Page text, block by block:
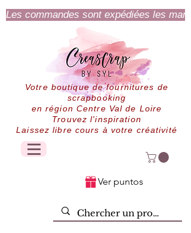
Les commandes sont expédiées les
Votre boutique de fournitures de
scrapbooking
en région Centre Val de Loire
Trouvez l'inspiration
Laissez libre cours à votre créativité
Ver puntos